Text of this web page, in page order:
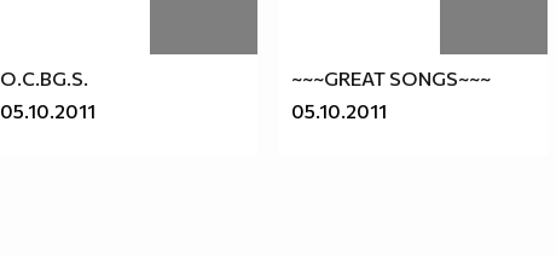
O.C.BG.S.
05.10.2011
~~~GREAT SONGS~~~
05.10.2011